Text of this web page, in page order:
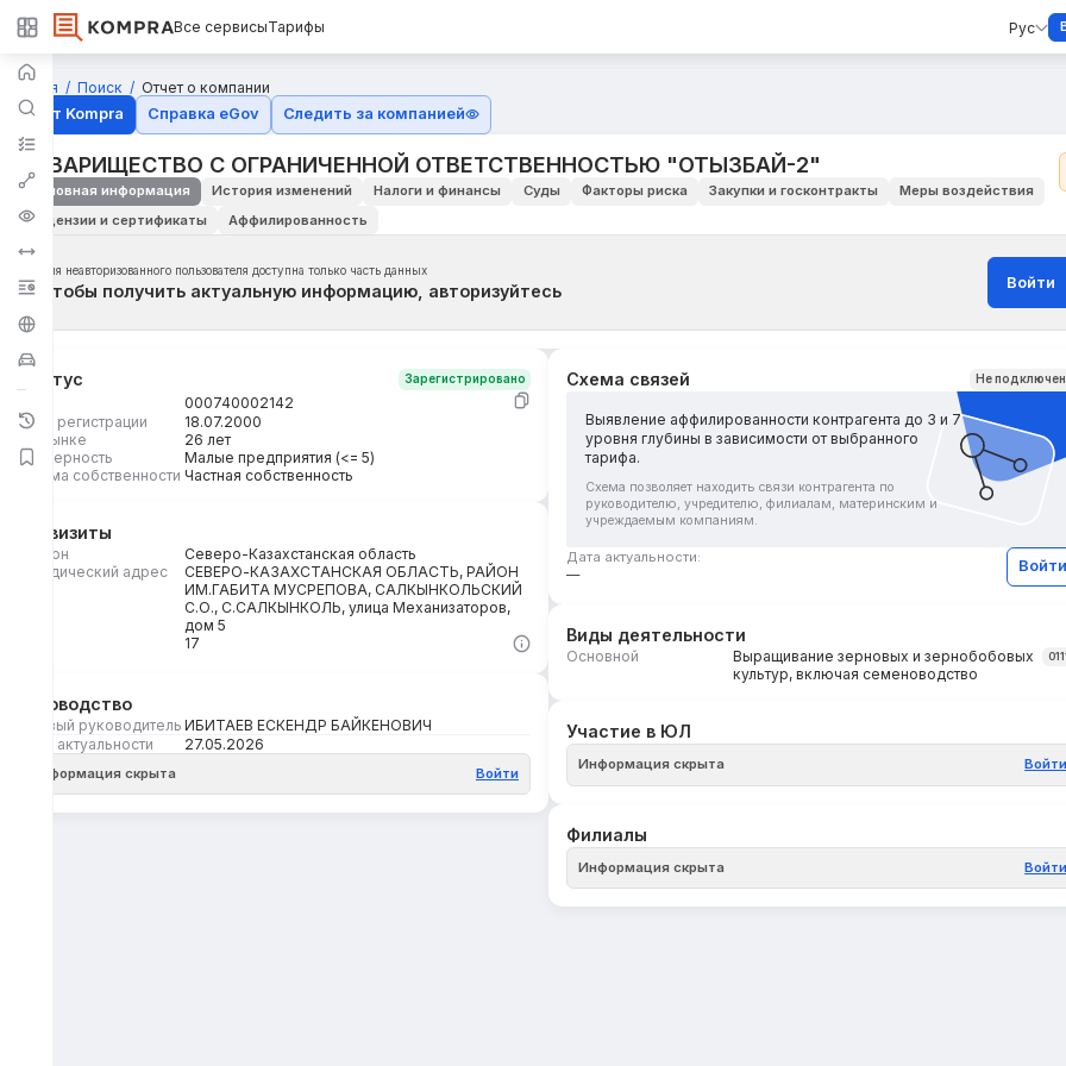
Все сервисыТарифы Рус
Главная Поиск
Отчет о компании
Отчёт Kompra
Справка eGov Следить за компанией
ТОВАРИЩЕСТВО С ОГРАНИЧЕННОЙ ОТВЕТСТВЕННОСТЬЮ "ОТЫЗБАЙ-2"
Основная информация История изменений Налоги и финансы Суды Факторы риска Закупки и госконтракты
Меры воздействия
Лицензии и сертификаты
Аффилированность
Для неавторизованного пользователя доступна только часть данных
Чтобы получить актуальную информацию, авторизуйтесь Войти
Статус Зарегистрировано
000740002142
Дата регистрации
18.07.2000
На рынке
26 лет
Размерность
Малые предприятия (<= 5)
Форма собственности Частная собственность
Реквизиты
Регион
Северо-Казахстанская область
Юридический адрес
СЕВЕРО-КАЗАХСТАНСКАЯ ОБЛАСТЬ, РАЙОН
ИМ.ГАБИТА МУСРЕПОВА, САЛКЫНКОЛЬСКИЙ
С.О., С.САЛКЫНКОЛЬ, улица Механизаторов,
дом 5
17
Руководство
Первый руководитель ИБИТАЕВ ЕСКЕНДР БАЙКЕНОВИЧ
Дата актуальности
27.05.2026
Информация скрыта Войти
Схема связей Не
Выявление аффилированности контрагента до 3 и 7
уровня глубины в зависимости от выбранного
тарифа.
Схема позволяет находить связи контрагента по
руководителю, учредителю, филиалам, материнским и
учреждаемым компаниям.
Дата актуальности:
—
Войти
Виды деятельности
Основной
Выращивание зерновых и зернобобовых
культур, включая семеноводство
Участие в ЮЛ
Информация скрыта Войти
Филиалы
Информация скрыта Войти